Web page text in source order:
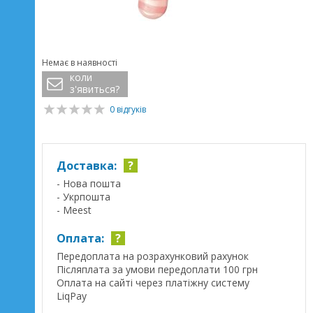
Немає в наявності
коли
з'явиться?
0 відгуків
Доставка: ?
- Нова пошта
- Укрпошта
- Meest
Оплата: ?
Передоплата на розрахунковий рахунок
Післяплата за умови передоплати 100 грн
Оплата на сайті через платіжну систему
LiqPay